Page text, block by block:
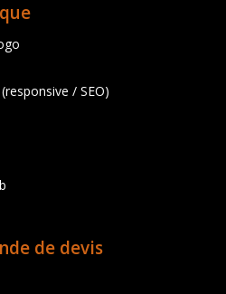
/ SEO)
de devis